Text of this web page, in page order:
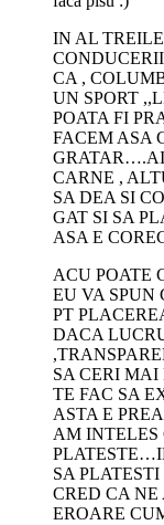
IN AL
CA ,
UN SPORT
POATA FI
FACEM ASA
CARNE ,
SA DEA SI
GAT SI SA
ASA E
ACU POATE
EU VA SPUN
PT
DACA
SA CERI
TE FAC SA
ASTA E
AM INTELES
SA
CRED CA
EROARE